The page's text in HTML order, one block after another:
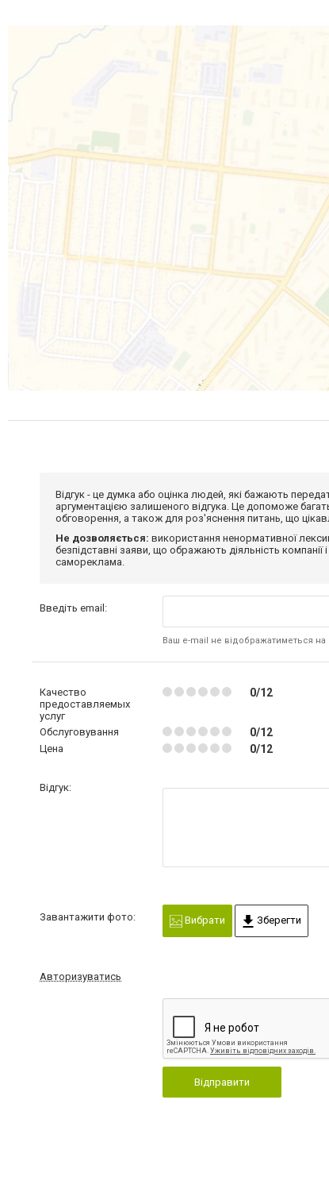
Відгук - це думка або оцінка людей, які бажають
аргументацією залишеного відгука. Це допоможе
обговорення, а також для роз'яснення питань, що
Не дозволяється: використання ненормативної
безпідставні заяви, що ображають діяльність
самореклама.
Введіть email:
Ваш e-mail не відображатиметься на
Качество
предоставляемых
услуг
0/12
Обслуговування 0/12
Цена 0/12
Відгук:
Завантажити фото: Вибрати Зберегти
Авторизуватись
Відправити